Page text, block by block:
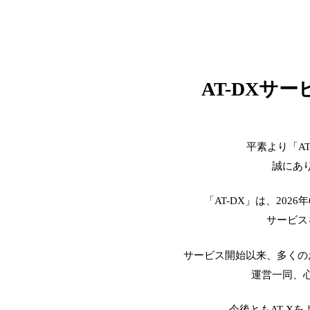
AT-DXサー
平素より「
誠にあ
「AT-DX」は、2026
サービ
サービス開始以来、多く
運営一同、